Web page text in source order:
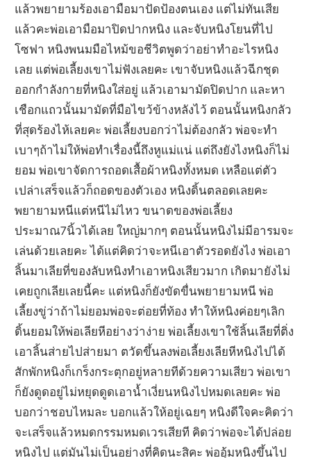
แล้วพยายามร้องเอามือมาปัดป้องตนเอง แต่ไม่ทันเสีย
แล้วคะพ่อเอามือมาปิดปากหนิง และจับหนิงโยนที่ไป
โซฟา หนิงพนมมือไหม้ขอชีวิตพูดว่าอย่าทำอะไรหนิง
เลย แต่พ่อเลี้ยงเขาไม่ฟังเลยคะ เขาจับหนิงแล้วฉีกชุด
ออกกำลังกายที่หนิงใส่อยู่ แล้วเอามามัดปิดปาก และหา
เชือกแถวนั้นมามัดที่มือไขว้ข้างหลังไว้ ตอนนั้นหนิงกลัว
ที่สุดร้องไห้เลยคะ พ่อเลี้ยงบอกว่าไม่ต้องกลัว พ่อจะทำ
เบาๆถ้าไม่ให้พ่อทำเรื่องนี้ถึงหูแม่แน่ แต่ถึงยังไงหนิงก็ไม่
ยอม พ่อเขาจัดการถอดเสื้อผ้าหนิงทั้งหมด เหลือแต่ตัว
เปล่าเสร็จแล้วก็ถอดของตัวเอง หนิงดิ้นตลอดเลยคะ
พยายามหนีแต่หนีไม่ไหว ขนาดของพ่อเลี้ยง
ประมาณ7นิ้วได้เลย ใหญ่มากๆ ตอนนั้นหนิงไม่มีอารมจะ
เล่นด้วยเลยคะ ได้แต่คิดว่าจะหนีเอาตัวรอดยังไง พ่อเอา
ลิ้นมาเลียที่ของลับหนิงทำเอาหนิงเสียวมาก เกิดมายังไม่
เคยถูกเลียเลยนี้คะ แต่หนิงก็ยังขัดขื่นพยายามหนี พ่อ
เลี้ยงขู่ว่าถ้าไม่ยอมพ่อจะต่อยที่ท้อง ทำให้หนิงค่อยๆเลิก
ดิ้นยอมให้พ่อเลียหีอย่างว่าง่าย พ่อเลี้ยงเขาใช้ลิ้นเลียที่ติ่ง
เอาลิ้นส่ายไปส่ายมา ตวัดขึ้นลงพ่อเลี้ยงเลียหีหนิงไปได้
สักพักหนิงก็เกร็งกระตุกอยู่หลายทีด้วยความเสียว พ่อเขา
ก็ยังดูดอยู่ไม่หยุดดูดเอาน้ำเงี่ยนหนิงไปหมดเลยคะ พ่อ
บอกว่าชอบไหมละ บอกแล้วให้อยู่เฉยๆ หนิงดีใจคะคิดว่า
จะเสร็จแล้วหมดกรรมหมดเวรเสียที คิดว่าพ่อจะได้ปล่อย
หนิงไป แต่มันไม่เป็นอย่างที่คิดนะสิคะ พ่ออุ้มหนิงขึ้นไป